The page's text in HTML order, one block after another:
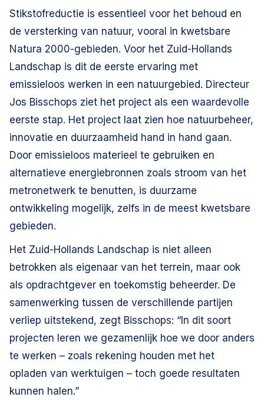
Stikstofreductie is essentieel voor het behoud en
de versterking van natuur, vooral in kwetsbare
Natura 2000-gebieden. Voor het Zuid-Hollands
Landschap is dit de eerste ervaring met
emissieloos werken in een natuurgebied. Directeur
Jos Bisschops ziet het project als een waardevolle
eerste stap. Het project laat zien hoe natuurbeheer,
innovatie en duurzaamheid hand in hand gaan.
Door emissieloos materieel te gebruiken en
alternatieve energiebronnen zoals stroom van het
metronetwerk te benutten, is duurzame
ontwikkeling mogelijk, zelfs in de meest kwetsbare
gebieden.
Het Zuid-Hollands Landschap is niet alleen
betrokken als eigenaar van het terrein, maar ook
als opdrachtgever en toekomstig beheerder. De
samenwerking tussen de verschillende partijen
verliep uitstekend, zegt Bisschops: “In dit soort
projecten leren we gezamenlijk hoe we door anders
te werken – zoals rekening houden met het
opladen van werktuigen – toch goede resultaten
kunnen halen.”